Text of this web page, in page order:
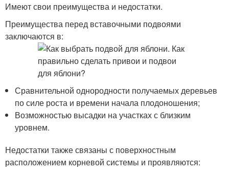
Имеют свои преимущества и недостатки.
Преимущества перед вставочными подвоями
заключаются в:
Сравнительной однородности получаемых деревьев
по силе роста и времени начала плодоношения;
Возможностью высадки на участках с близким
уровнем.
Недостатки также связаны с поверхностным
расположением корневой системы и проявляются: